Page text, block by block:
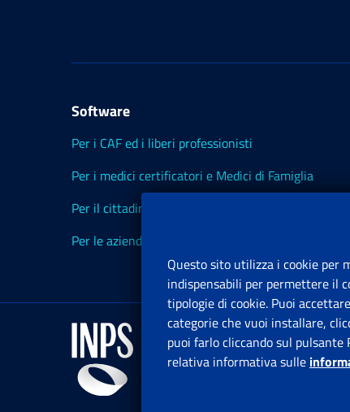
Software
Per i CAF ed i liberi professionisti
Per i medici certificatori e Medici di Famiglia
Per il cittadino
Per le aziende ed i Consulenti
Questo sito utilizza i cookie per
indispensabili per permettere il
tipologie di cookie. Puoi
categorie che vuoi installare,
puoi farlo cliccando sul pulsante
relativa informativa sulle